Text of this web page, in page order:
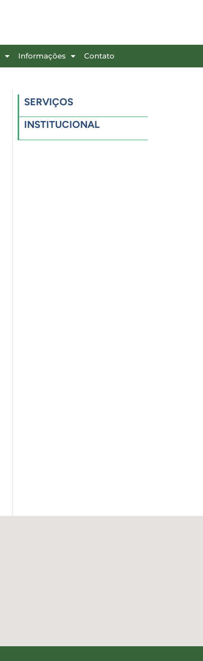
Informações Contato
SERVIÇOS
INSTITUCIONAL